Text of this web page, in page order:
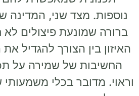
נוספות. מצד שני, המדינה
ברורה שמונעת פיצולים לא
האיזון בין הצורך להגדיל
החשיבות של שמירה על
וראוי. מדובר בכלי